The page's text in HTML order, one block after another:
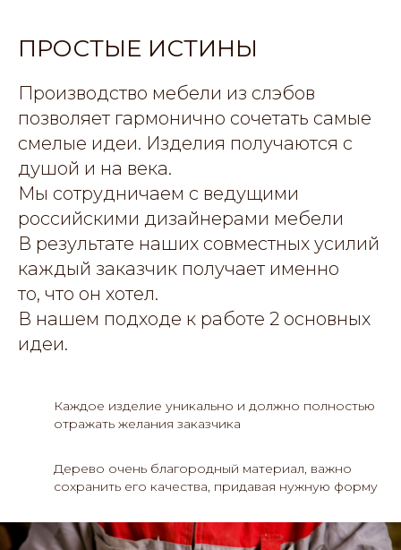
ПРОСТЫЕ ИСТИНЫ
Производство мебели из слэбов
позволяет гармонично сочетать самые
смелые идеи. Изделия получаются с
душой и на века.
Мы сотрудничаем с ведущими
российскими дизайнерами мебели
В результате наших совместных усилий
каждый заказчик получает именно
то, что он хотел.
В нашем подходе к работе 2 основных
идеи.
Каждое изделие уникально и должно полностью
отражать желания заказчика
Дерево очень благородный материал, важно
сохранить его качества, придавая нужную форму